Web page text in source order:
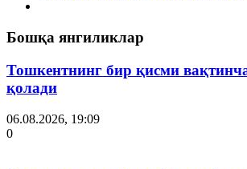
Бошқа янгиликлар
Тошкентнинг бир қисми
қолади
06.08.2026, 19:09
0